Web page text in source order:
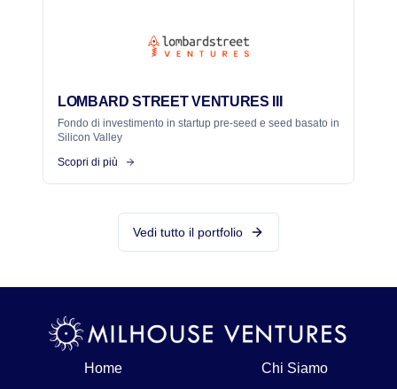
LOMBARD STREET VENTURES III
Fondo di investimento in startup pre-seed e seed basato in
Silicon Valley
Scopri di più
Vedi tutto il portfolio
Home Chi Siamo